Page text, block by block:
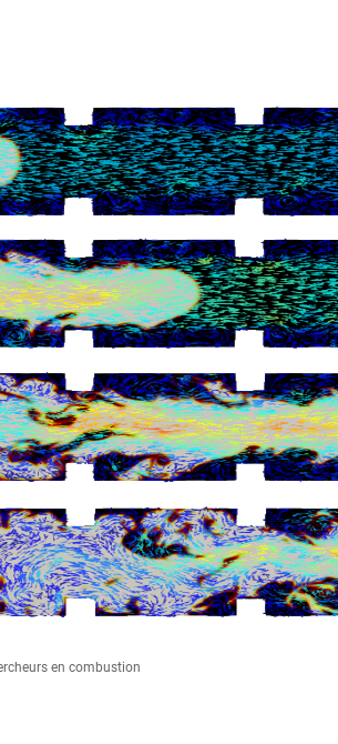
en combustion